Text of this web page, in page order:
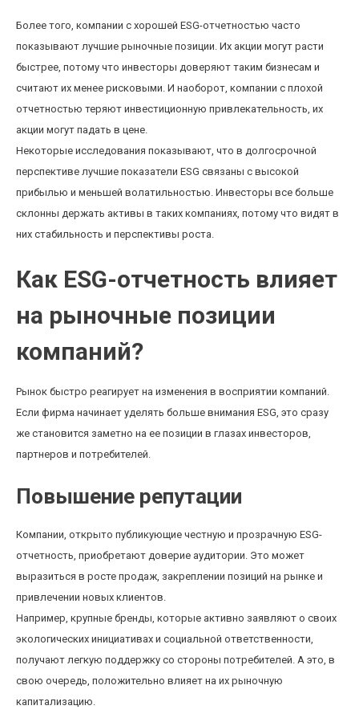
Более того, компании с хорошей ESG-отчетностью часто
показывают лучшие рыночные позиции. Их акции могут расти
быстрее, потому что инвесторы доверяют таким бизнесам и
считают их менее рисковыми. И наоборот, компании с плохой
отчетностью теряют инвестиционную привлекательность, их
акции могут падать в цене.
Некоторые исследования показывают, что в долгосрочной
перспективе лучшие показатели ESG связаны с высокой
прибылью и меньшей волатильностью. Инвесторы все больше
склонны держать активы в таких компаниях, потому что видят в
них стабильность и перспективы роста.
Как ESG-отчетность влияет
на рыночные позиции
компаний?
Рынок быстро реагирует на изменения в восприятии компаний.
Если фирма начинает уделять больше внимания ESG, это сразу
же становится заметно на ее позиции в глазах инвесторов,
партнеров и потребителей.
Повышение репутации
Компании, открыто публикующие честную и прозрачную ESG-
отчетность, приобретают доверие аудитории. Это может
выразиться в росте продаж, закреплении позиций на рынке и
привлечении новых клиентов.
Например, крупные бренды, которые активно заявляют о своих
экологических инициативах и социальной ответственности,
получают легкую поддержку со стороны потребителей. А это, в
свою очередь, положительно влияет на их рыночную
капитализацию.